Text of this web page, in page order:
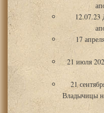
12.07.23
17
21 июля
21
Владычицы